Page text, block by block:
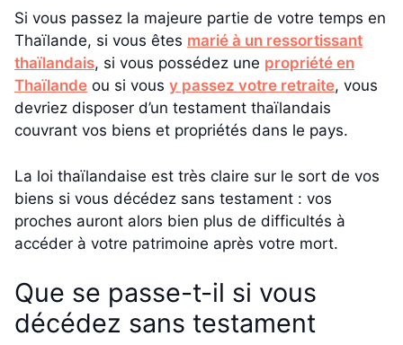
Si vous passez la majeure partie de votre temps en
Thaïlande, si vous êtes marié à un ressortissant
thaïlandais, si vous possédez une propriété en
Thaïlande ou si vous y passez votre retraite, vous
devriez disposer d’un testament thaïlandais
couvrant vos biens et propriétés dans le pays.
La loi thaïlandaise est très claire sur le sort de vos
biens si vous décédez sans testament : vos
proches auront alors bien plus de difficultés à
accéder à votre patrimoine après votre mort.
Que se passe-t-il si vous
décédez sans testament